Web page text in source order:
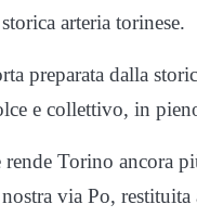
arteria torinese.
preparata dalla
e collettivo, in
Torino ancora
via Po,